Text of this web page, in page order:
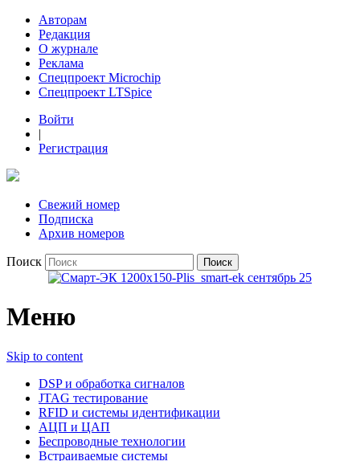
Авторам
Редакция
О журнале
Реклама
Спецпроект Microchip
Спецпроект LTSpice
Войти
|
Регистрация
Свежий номер
Подписка
Архив номеров
Поиск
Меню
Skip to content
DSP и обработка сигналов
JTAG тестирование
RFID и системы идентификации
АЦП и ЦАП
Беспроводные технологии
Встраиваемые системы